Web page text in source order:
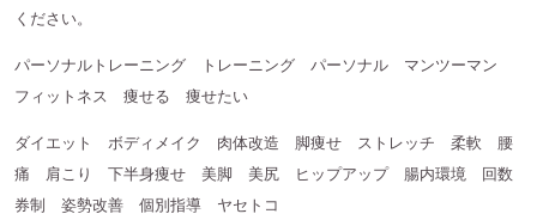
ください。
パーソナルトレーニング トレーニング パーソナル マンツーマン
フィットネス 痩せる 痩せたい
ダイエット ボディメイク 肉体改造 脚痩せ ストレッチ 柔軟 腰
痛 肩こり 下半身痩せ 美脚 美尻 ヒップアップ 腸内環境 回数
券制 姿勢改善 個別指導 ヤセトコ